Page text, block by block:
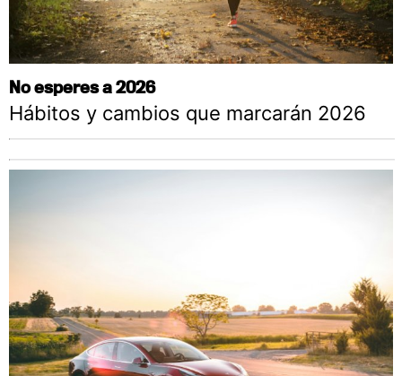
No esperes a 2026
Hábitos y cambios que marcarán 2026